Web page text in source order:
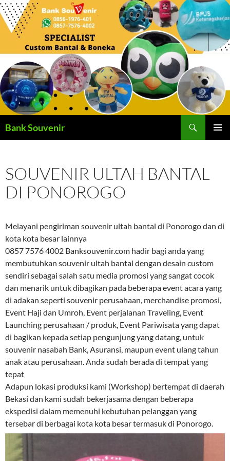
Langsung
ke
Bank Souvenir
SOUVENIR ULTAH BANTAL
DI PONOROGO
Melayani pengiriman souvenir ultah bantal di Ponorogo dan di
kota kota besar lainnya
0857 7576 4002 Banksouvenir.com hadir bagi anda yang
membutuhkan souvenir ultah bantal dengan desain custom
sendiri sebagai salah satu media promosi yang sangat cocok
dan menarik untuk dibagikan pada beberapa event acara yang
di adakan seperti souvenir perusahaan, merchandise promosi,
Event Haji dan Umroh, Event perjalanan Traveling, Event
Launching perusahaan / produk, Event Pariwisata yang dapat
di bagikan kepada setiap pengunjung yang datang, untuk
souvenir nasabah Bank, Asuransi, maupun event ulang tahun
anak atau perusahaan. Anda sudah berada di tempat yang
tepat
Adapun lokasi produksi kami (Workshop) bertempat di daerah
Bekasi dan kami sudah bekerjasama dengan beberapa
ekspedisi dalam memenuhi kebutuhan pelanggan yang
tersebar di berbagai kota kota besar termasuk di Ponorogo.